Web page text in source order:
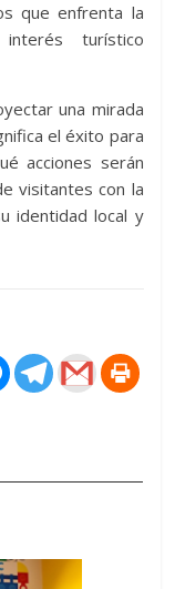
que enfrenta la
turístico
una mirada
el éxito para
acciones serán
visitantes con la
identidad local y